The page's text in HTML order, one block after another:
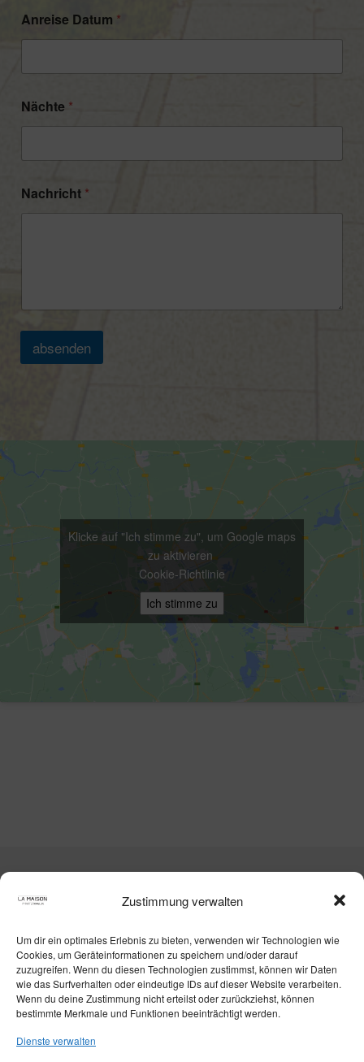
Zustimmung verwalten
Um dir ein optimales Erlebnis zu bieten, verwenden wir Technologien wie
Cookies, um Geräteinformationen zu speichern und/oder darauf
zuzugreifen. Wenn du diesen Technologien zustimmst, können wir Daten
wie das Surfverhalten oder eindeutige IDs auf dieser Website verarbeiten.
Wenn du deine Zustimmung nicht erteilst oder zurückziehst, können
bestimmte Merkmale und Funktionen beeinträchtigt werden.
Dienste verwalten
Anreise Datum *
Nächte *
Nachricht *
absenden
Klicke auf "Ich stimme zu", um Google maps
zu aktivieren
Cookie-Richtlinie
Ich stimme zu
La Maison Pritzwalk
© La Maison Bett & Bike GbR
Wittstocker Chaussee 3, 16928 Pritzwalk
info@lamaison-pritzwalk.de
+49 160 95431444